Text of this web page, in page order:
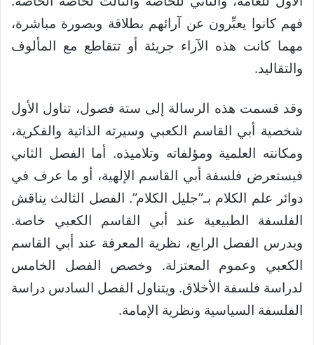
فهم كانوا يعبِّرون عن آرائهم بطلاقة وبصورة مباشرة،
مهما كانت هذه الآراء جريئة أو تتقاطع مع المألوف
والتقاليد.
وقد قسمت هذه الرسالة إلى ستة فصول، تناول الأول
شخصية أبي القاسم الكعبي وسيرته الذاتية والفكرية،
ومكانته العلمية ومؤلفاته وتلاميذه. أما الفصل الثاني
فيستعرض فلسفة أبي القاسم الإلهية، أو ما عرف في
دوائر علم الكلام بـ”جليل الكلام”. الفصل الثالث يناقش
الفلسفة الطبيعية عند أبي القاسم الكعبي خاصة.
ويدرس الفصل الرابع، نظرية المعرفة عند أبي القاسم
الكعبي وعموم المعتزلة. وخصص الفصل الخامس
لدراسة فلسفة الأخلاق. ويتناول الفصل السادس دراسة
الفلسفة السياسية ونظرية الإمامة.